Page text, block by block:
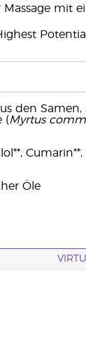
mit
den Samen,
(Myrtus
Cumarin**,
Öle